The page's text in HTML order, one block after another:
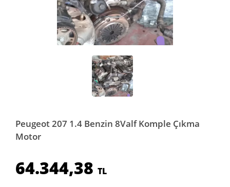
Peugeot 207 1.4 Benzin 8Valf Komple Çıkma
Motor
64.344,38 TL